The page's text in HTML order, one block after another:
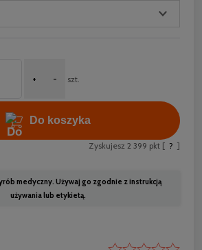
+ - szt.
Do koszyka
Zyskujesz 2 399 pkt [ ? ]
medyczny. Używaj go zgodnie z instrukcją
używania lub etykietą.